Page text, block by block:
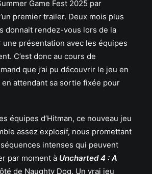
Game Fest 2025 par
premier trailer. Deux mois plus
donnait rendez-vous lors de la
une présentation avec les équipes
C’est donc au cours de
que j’ai pu découvrir le jeu en
attendant sa sortie fixée pour
équipes d’Hitman, ce nouveau jeu
assez explosif, nous promettant
intenses qui peuvent
par moment à Uncharted 4 : A
de Naughty Dog. Un vrai jeu